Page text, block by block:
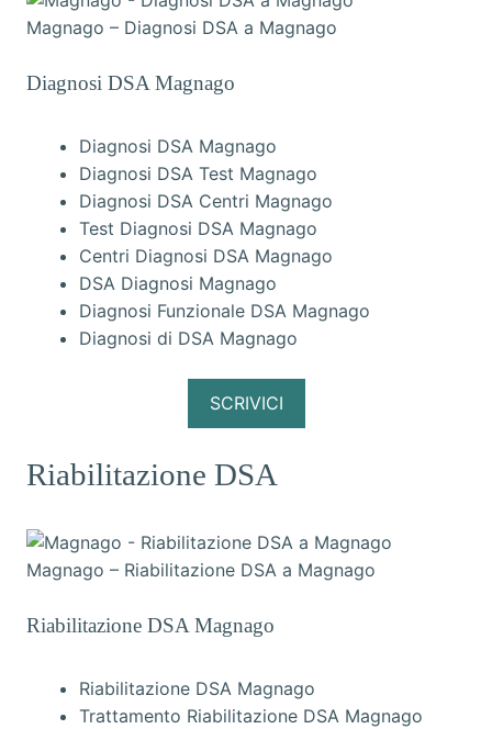
Magnago – Diagnosi DSA a Magnago
Diagnosi DSA Magnago
Diagnosi DSA Magnago
Diagnosi DSA Test Magnago
Diagnosi DSA Centri Magnago
Test Diagnosi DSA Magnago
Centri Diagnosi DSA Magnago
DSA Diagnosi Magnago
Diagnosi Funzionale DSA Magnago
Diagnosi di DSA Magnago
SCRIVICI
Riabilitazione DSA
Magnago – Riabilitazione DSA a Magnago
Riabilitazione DSA Magnago
Riabilitazione DSA Magnago
Trattamento Riabilitazione DSA Magnago